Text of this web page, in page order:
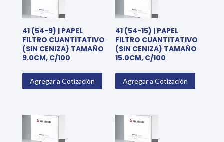
41 (54-9) | PAPEL
FILTRO CUANTITATIVO
(SIN CENIZA) TAMAÑO
9.0CM, C/100
Agregar a Cotización
41 (54-15) | PAPEL
FILTRO CUANTITATIVO
(SIN CENIZA) TAMAÑO
15.0CM, C/100
Agregar a Cotización